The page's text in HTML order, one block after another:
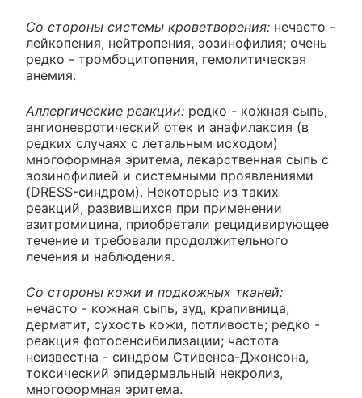
Со стороны системы кроветворения: нечасто -
лейкопения, нейтропения, эозинофилия; очень
редко - тромбоцитопения, гемолитическая
анемия.
Аллергические реакции: редко - кожная сыпь,
ангионевротический отек и анафилаксия (в
редких случаях с летальным исходом)
многоформная эритема, лекарственная сыпь с
эозинофилией и системными проявлениями
(DRESS-синдром). Некоторые из таких
реакций, развившихся при применении
азитромицина, приобретали рецидивирующее
течение и требовали продолжительного
лечения и наблюдения.
Со стороны кожи и подкожных тканей:
нечасто - кожная сыпь, зуд, крапивница,
дерматит, сухость кожи, потливость; редко -
реакция фотосенсибилизации; частота
неизвестна - синдром Стивенса-Джонсона,
токсический эпидермальный некролиз,
многоформная эритема.